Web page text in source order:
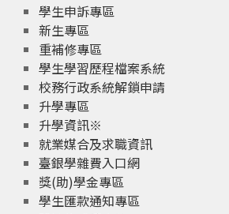
學生申訴專區
新生專區
重補修專區
學生學習歷程檔案系統
校務行政系統解鎖申請
升學專區
升學資訊※
就業媒合及求職資訊
臺銀學雜費入口網
獎(助)學金專區
學生匯款通知專區